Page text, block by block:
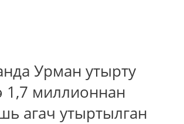
Урман утырту
1,7 миллионнан
агач утыртылган